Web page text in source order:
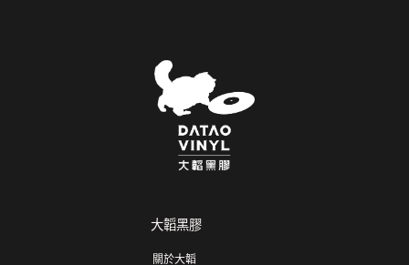
大韜黑膠
關於大韜